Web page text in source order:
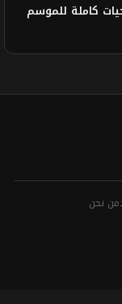
كاملة للموسم
من نحن